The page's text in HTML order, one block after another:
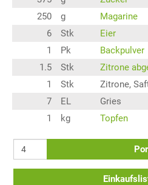
250
g
Magarine
6
Stk
Eier
1
Pk
Backpulver
1.5
Stk
Zitrone
1
Stk
Zitrone,
7
EL
Gries
1
kg Topfen